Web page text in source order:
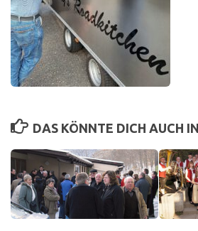
DAS KÖNNTE DICH AUCH